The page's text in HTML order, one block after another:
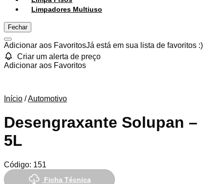
Limpadores Multiuso
Fechar
Adicionar aos FavoritosJá está em sua lista de favoritos :)
Criar um alerta de preço
Adicionar aos Favoritos
Início /Automotivo
Desengraxante Solupan –
5L
Código: 151
Ficha Técnica